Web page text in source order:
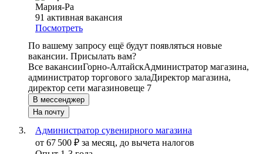
Мария-Ра
91 активная вакансия
Посмотреть
По вашему запросу ещё будут появляться новые
вакансии. Присылать вам?
Все вакансииГорно-АлтайскАдминистратор магазина,
администратор торгового залаДиректор магазина,
директор сети магазиновеще 7
В мессенджер
На почту
Администратор сувенирного магазина
от 67 500 ₽ за месяц, до вычета налогов